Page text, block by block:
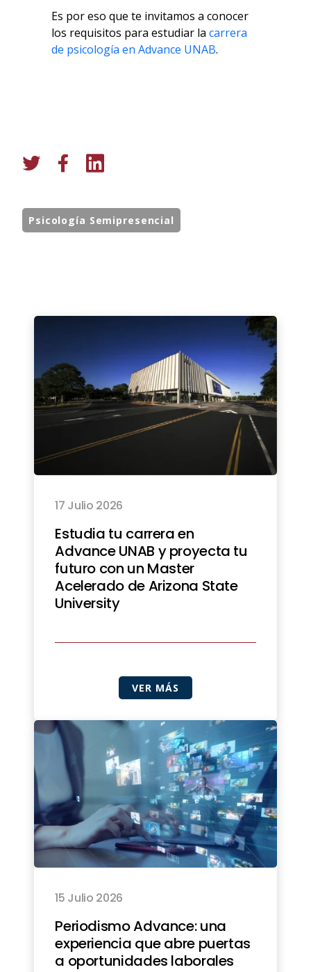
Es por eso que te invitamos a conocer
los requisitos para estudiar la carrera
de psicología en Advance UNAB.
Psicología Semipresencial
17 Julio 2026
Estudia tu carrera en
Advance UNAB y proyecta tu
futuro con un Master
Acelerado de Arizona State
University
VER MÁS
15 Julio 2026
Periodismo Advance: una
experiencia que abre puertas
a oportunidades laborales